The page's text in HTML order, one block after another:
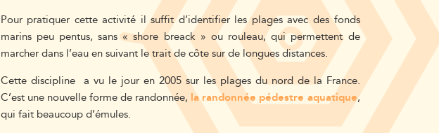
Pour pratiquer cette activité il suffit d’identifier les plages avec des fonds
marins peu pentus, sans « shore breack » ou rouleau, qui permettent de
marcher dans l’eau en suivant le trait de côte sur de longues distances.
Cette discipline a vu le jour en 2005 sur les plages du nord de la France.
C’est une nouvelle forme de randonnée, la randonnée pédestre aquatique,
qui fait beaucoup d’émules.